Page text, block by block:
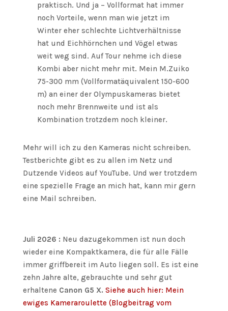
praktisch. Und ja – Vollformat hat immer
noch Vorteile, wenn man wie jetzt im
Winter eher schlechte Lichtverhältnisse
hat und Eichhörnchen und Vögel etwas
weit weg sind. Auf Tour nehme ich diese
Kombi aber nicht mehr mit. Mein M.Zuiko
75-300 mm (Vollformatäquivalent 150-600
m) an einer der Olympuskameras bietet
noch mehr Brennweite und ist als
Kombination trotzdem noch kleiner.
Mehr will ich zu den Kameras nicht schreiben.
Testberichte gibt es zu allen im Netz und
Dutzende Videos auf YouTube. Und wer trotzdem
eine spezielle Frage an mich hat, kann mir gern
eine Mail schreiben.
Juli 2026 : Neu dazugekommen ist nun doch
wieder eine Kompaktkamera, die für alle Fälle
immer griffbereit im Auto liegen soll. Es ist eine
zehn Jahre alte, gebrauchte und sehr gut
erhaltene Canon G5 X. Siehe auch hier: Mein
ewiges Kameraroulette (Blogbeitrag vom